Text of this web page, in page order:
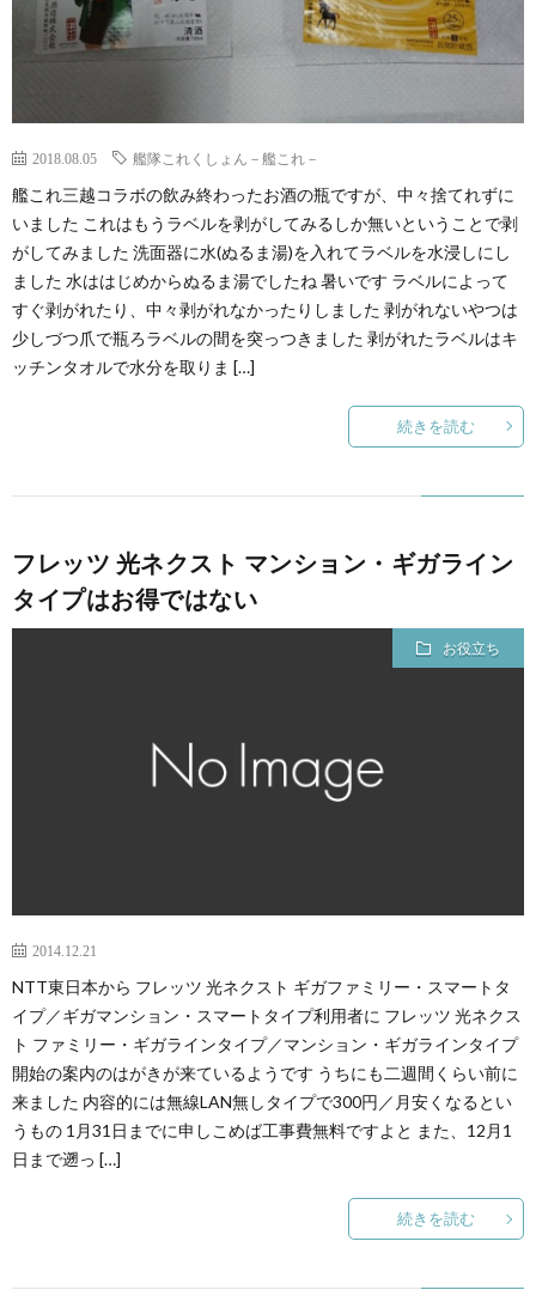
2018.08.05 艦隊これくしょん－艦これ－
艦これ三越コラボの飲み終わったお酒の瓶ですが、中々捨てれずに
いました これはもうラベルを剥がしてみるしか無いということで剥
がしてみました 洗面器に水(ぬるま湯)を入れてラベルを水浸しにし
ました 水ははじめからぬるま湯でしたね 暑いです ラベルによって
すぐ剥がれたり、中々剥がれなかったりしました 剥がれないやつは
少しづつ爪で瓶ろラベルの間を突っつきました 剥がれたラベルはキ
ッチンタオルで水分を取りま […]
続きを読む
フレッツ 光ネクスト マンション・ギガライン
タイプはお得ではない
お役立ち
2014.12.21
NTT東日本から フレッツ 光ネクスト ギガファミリー・スマートタ
イプ／ギガマンション・スマートタイプ利用者に フレッツ 光ネクス
ト ファミリー・ギガラインタイプ／マンション・ギガラインタイプ
開始の案内のはがきが来ているようです うちにも二週間くらい前に
来ました 内容的には無線LAN無しタイプで300円／月安くなるとい
うもの 1月31日までに申しこめば工事費無料ですよと また、12月1
日まで遡っ […]
続きを読む